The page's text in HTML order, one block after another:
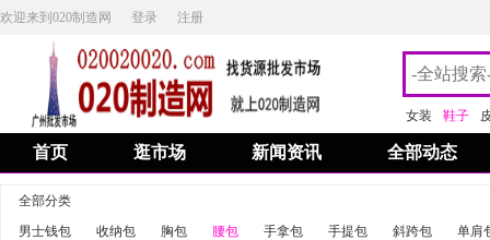
欢迎来到020制造网 登录 注册
女装 鞋子
首页 逛市场 新闻资讯 全部动态
全部分类
男士钱包
收纳包 胸包 腰包 手拿包 手提包 斜跨包 单肩